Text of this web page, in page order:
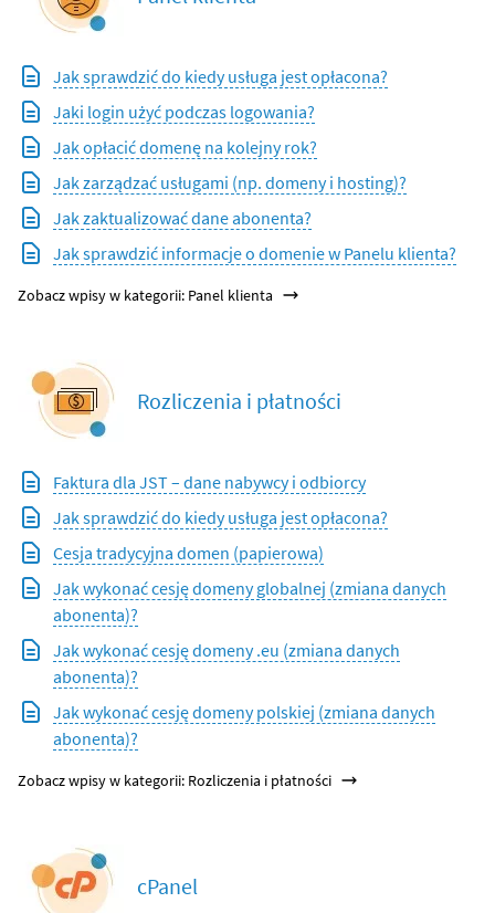
Jak sprawdzić do kiedy usługa jest opłacona?
Jaki login użyć podczas logowania?
Jak opłacić domenę na kolejny rok?
Jak zarządzać usługami (np. domeny i hosting)?
Jak zaktualizować dane abonenta?
Jak sprawdzić informacje o domenie w Panelu klienta?
Zobacz wpisy w kategorii: Panel klienta
Rozliczenia i płatności
Faktura dla JST – dane nabywcy i odbiorcy
Jak sprawdzić do kiedy usługa jest opłacona?
Cesja tradycyjna domen (papierowa)
Jak wykonać cesję domeny globalnej (zmiana danych
abonenta)?
Jak wykonać cesję domeny .eu (zmiana danych
abonenta)?
Jak wykonać cesję domeny polskiej (zmiana danych
abonenta)?
Zobacz wpisy w kategorii: Rozliczenia i płatności
cPanel